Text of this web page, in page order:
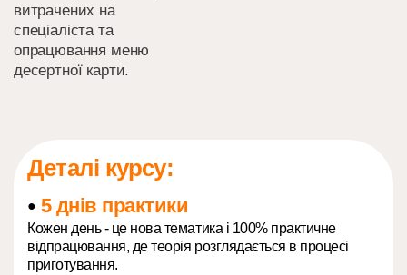
витрачених на
спеціаліста та
опрацювання меню
десертної карти.
Деталі курсу:
● 5 днів практики
Кожен день - це нова тематика і 100% практичне
відпрацювання, де теорія розглядається в процесі
приготування.